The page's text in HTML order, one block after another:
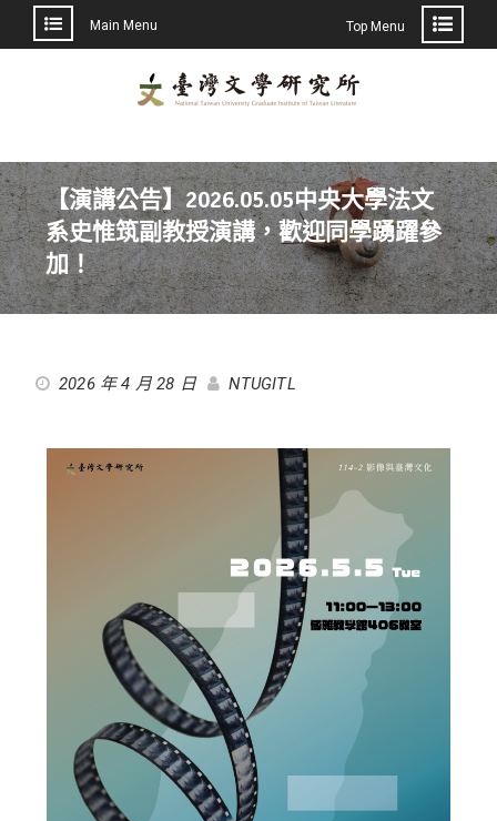
Main Menu Top Menu
【演講公告】2026.05.05中央大學法文
系史惟筑副教授演講，歡迎同學踴躍參
加！
2026 年 4 月 28 日 NTUGITL